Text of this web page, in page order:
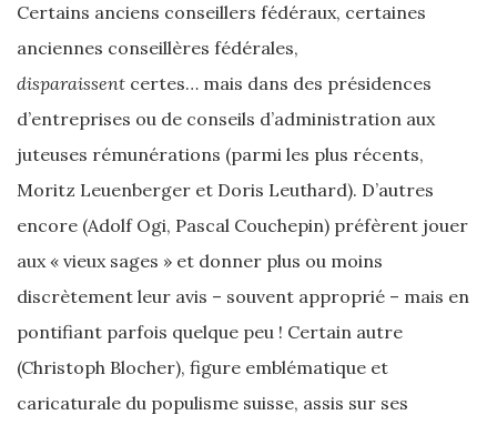
Certains anciens conseillers fédéraux, certaines
anciennes conseillères fédérales,
disparaissent certes… mais dans des présidences
d’entreprises ou de conseils d’administration aux
juteuses rémunérations (parmi les plus récents,
Moritz Leuenberger et Doris Leuthard). D’autres
encore (Adolf Ogi, Pascal Couchepin) préfèrent jouer
aux « vieux sages » et donner plus ou moins
discrètement leur avis – souvent approprié – mais en
pontifiant parfois quelque peu ! Certain autre
(Christoph Blocher), figure emblématique et
caricaturale du populisme suisse, assis sur ses